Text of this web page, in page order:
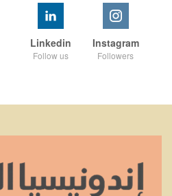
Instagram
Followers
Linkedin
Follow us